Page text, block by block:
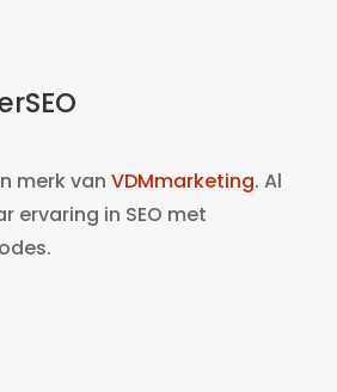
merk van VDMmarketing. Al
ervaring in SEO met